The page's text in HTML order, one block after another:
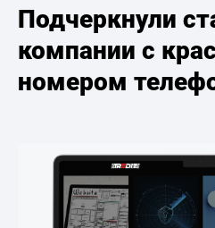
Подчеркнули
компании с
номером